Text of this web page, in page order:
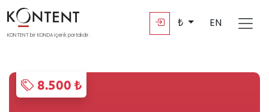
KONTENT bir KONDA içerik portalıdır.
₺ EN
8.500 ₺